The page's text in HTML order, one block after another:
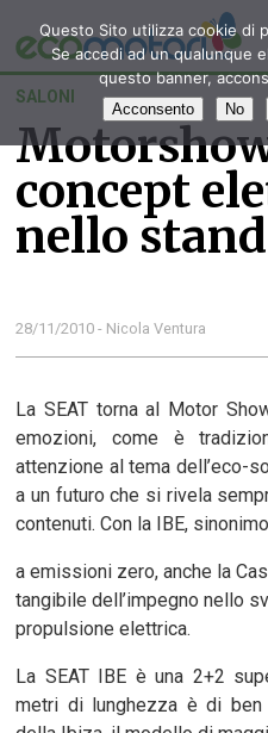
SALONI
concept
nello
28/11/2010 - Nicola Ventura
La SEAT torna al Motor
emozioni, come è
attenzione al tema dell’eco-
a un futuro che si rivela
contenuti. Con la IBE,
a emissioni zero, anche la
tangibile dell’impegno nello
propulsione elettrica.
La SEAT IBE è una 2+2
metri di lunghezza è di
Questo Sito utilizza cookie di
Se accedi ad un qualunque
questo banner,
Acconsento No